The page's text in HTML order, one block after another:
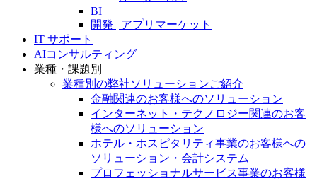
BI
開発 | アプリマーケット
IT サポート
AIコンサルティング
業種・課題別
業種別の弊社ソリューションご紹介
金融関連のお客様へのソリューション
インターネット・テクノロジー関連のお客
様へのソリューション
ホテル・ホスピタリティ事業のお客様への
ソリューション・会計システム
プロフェッショナルサービス事業のお客様